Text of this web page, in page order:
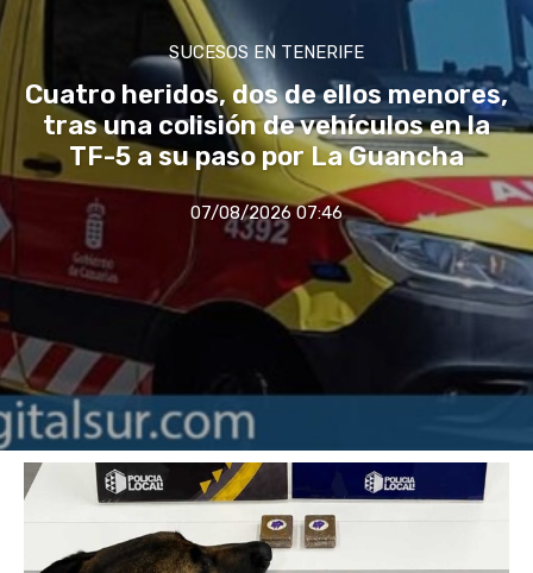
SUCESOS EN TENERIFE
Cuatro heridos, dos de ellos menores,
tras una colisión de vehículos en la
TF-5 a su paso por La Guancha
07/08/2026 07:46